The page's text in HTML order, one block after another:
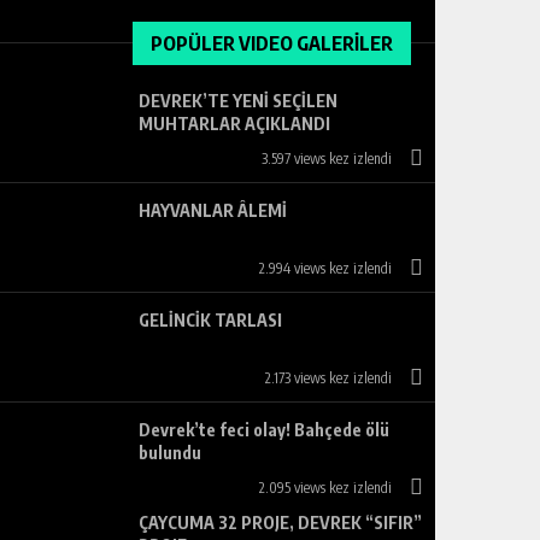
POPÜLER VIDEO GALERİLER
DEVREK’TE YENİ SEÇİLEN
MUHTARLAR AÇIKLANDI
3.597 views kez izlendi
HAYVANLAR ÂLEMİ
2.994 views kez izlendi
GELİNCİK TARLASI
2.173 views kez izlendi
Devrek’te feci olay! Bahçede ölü
bulundu
2.095 views kez izlendi
ÇAYCUMA 32 PROJE, DEVREK “SIFIR”